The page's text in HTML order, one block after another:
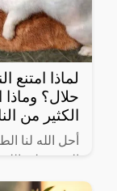
لماذا
حلال؟
الكثير من
أحل الله لنا
النبي صلى
ولكن يثير